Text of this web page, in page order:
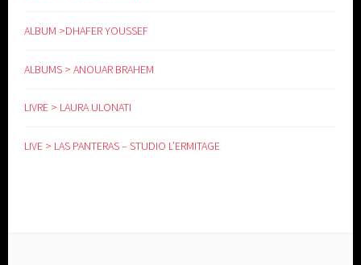
ALBUM >DHAFER YOUSSEF
ALBUMS > ANOUAR BRAHEM
LIVRE > LAURA ULONATI
LIVE > LAS PANTERAS – STUDIO L’ERMITAGE